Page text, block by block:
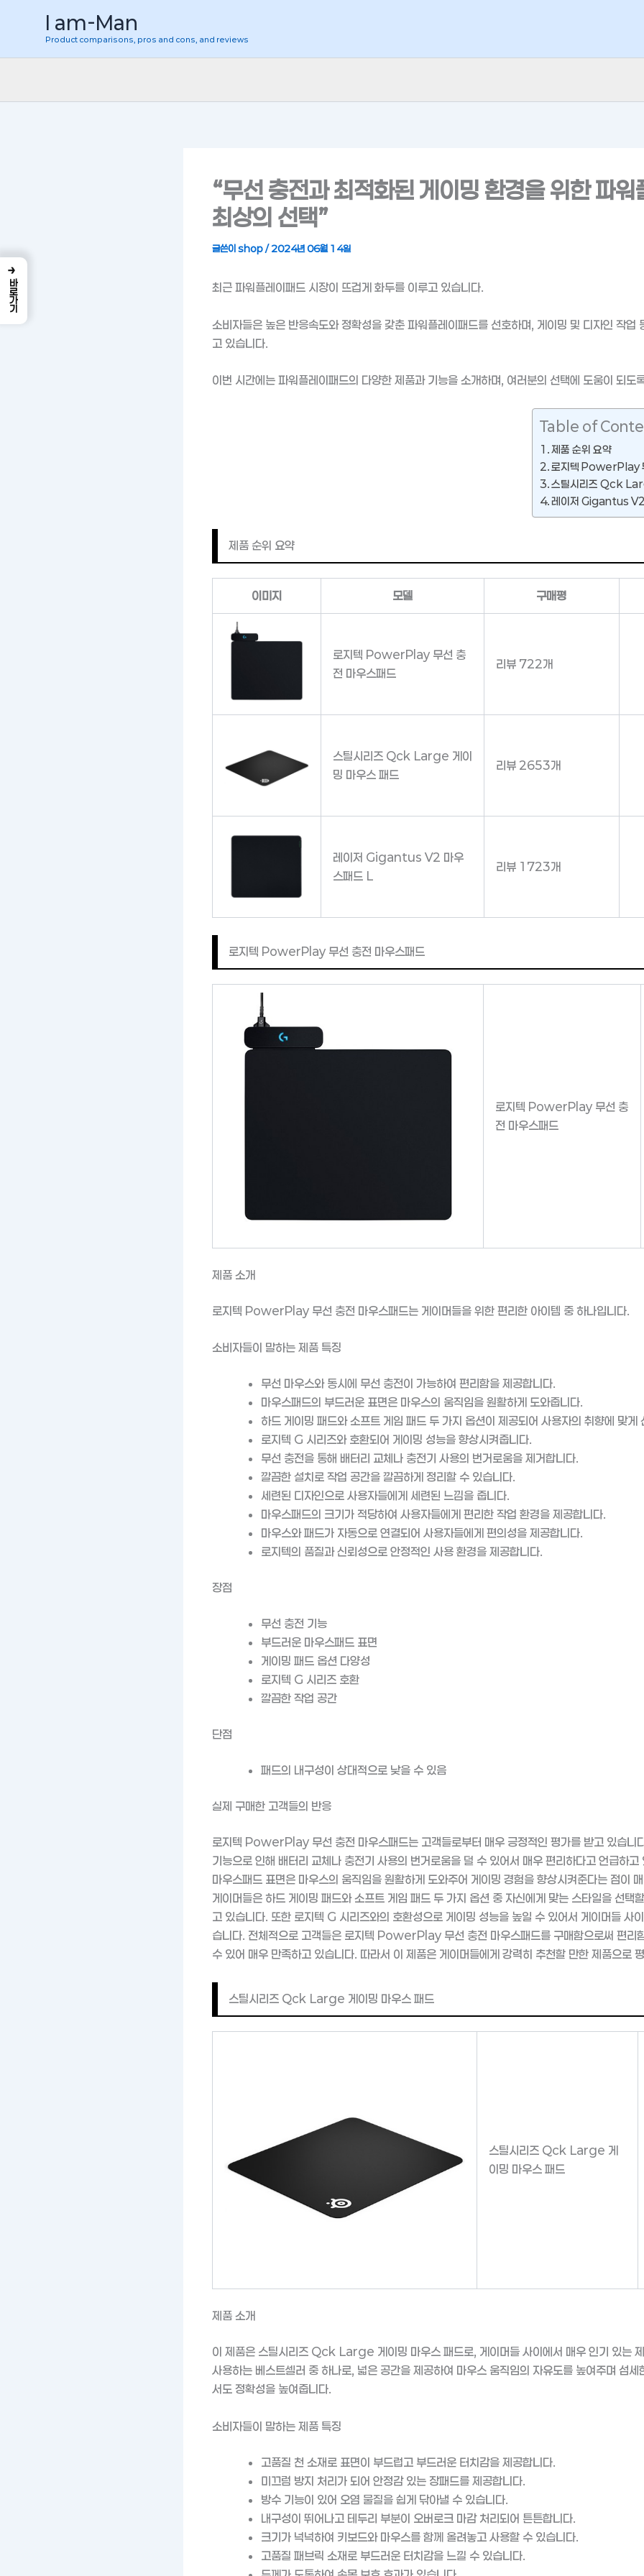
너
I am-Man
Product comparisons, pros and cons, and reviews
“무선 충전과 최적화된 게이밍 환경을 위한 파워
최상의 선택”
글쓴이 shop/2024년 06월 14일
최근 파워플레이패드 시장이 뜨겁게 화두를 이루고 있습니다.
소비자들은 높은 반응속도와 정확성을 갖춘 파워플레이패드를 선호하며, 게이밍 및 디자인 작업
고 있습니다.
이번 시간에는 파워플레이패드의 다양한 제품과 기능을 소개하며, 여러분의 선택에 도움이 되도
Table of
제품 순위 요약
로지텍 PowerPlay
스틸시리즈 Qck
레이저 Gigantus
제품 순위 요약
이미지 모델 구매평
로지텍 PowerPlay 무선 충
전 마우스패드
리뷰 722개
스틸시리즈 Qck Large 게이
밍 마우스 패드
리뷰 2653개
레이저 Gigantus V2 마우
스패드 L
리뷰 1723개
로지텍 PowerPlay 무선 충전 마우스패드
로지텍 PowerPlay 무선 충
전 마우스패드
제품 소개
로지텍 PowerPlay 무선 충전 마우스패드는 게이머들을 위한 편리한 아이템 중 하나입니다.
소비자들이 말하는 제품 특징
무선 마우스와 동시에 무선 충전이 가능하여 편리함을 제공합니다.
마우스패드의 부드러운 표면은 마우스의 움직임을 원활하게 도와줍니다.
하드 게이밍 패드와 소프트 게임 패드 두 가지 옵션이 제공되어 사용자의 취향에 맞게
로지텍 G 시리즈와 호환되어 게이밍 성능을 향상시켜줍니다.
무선 충전을 통해 배터리 교체나 충전기 사용의 번거로움을 제거합니다.
깔끔한 설치로 작업 공간을 깔끔하게 정리할 수 있습니다.
세련된 디자인으로 사용자들에게 세련된 느낌을 줍니다.
마우스패드의 크기가 적당하여 사용자들에게 편리한 작업 환경을 제공합니다.
마우스와 패드가 자동으로 연결되어 사용자들에게 편의성을 제공합니다.
로지텍의 품질과 신뢰성으로 안정적인 사용 환경을 제공합니다.
장점
무선 충전 기능
부드러운 마우스패드 표면
게이밍 패드 옵션 다양성
로지텍 G 시리즈 호환
깔끔한 작업 공간
단점
패드의 내구성이 상대적으로 낮을 수 있음
실제 구매한 고객들의 반응
로지텍 PowerPlay 무선 충전 마우스패드는 고객들로부터 매우 긍정적인 평가를 받고 있습니
기능으로 인해 배터리 교체나 충전기 사용의 번거로움을 덜 수 있어서 매우 편리하다고 언급하고
마우스패드 표면은 마우스의 움직임을 원활하게 도와주어 게이밍 경험을 향상시켜준다는 점이
게이머들은 하드 게이밍 패드와 소프트 게임 패드 두 가지 옵션 중 자신에게 맞는 스타일을 선택
고 있습니다. 또한 로지텍 G 시리즈와의 호환성으로 게이밍 성능을 높일 수 있어서 게이머들 사
습니다. 전체적으로 고객들은 로지텍 PowerPlay 무선 충전 마우스패드를 구매함으로써 편리
수 있어 매우 만족하고 있습니다. 따라서 이 제품은 게이머들에게 강력히 추천할 만한 제품으로
스틸시리즈 Qck Large 게이밍 마우스 패드
스틸시리즈 Qck Large 게
이밍 마우스 패드
제품 소개
이 제품은 스틸시리즈 Qck Large 게이밍 마우스 패드로, 게이머들 사이에서 매우 인기 있는
사용하는 베스트셀러 중 하나로, 넓은 공간을 제공하여 마우스 움직임의 자유도를 높여주며 섬세
서도 정확성을 높여줍니다.
소비자들이 말하는 제품 특징
고품질 천 소재로 표면이 부드럽고 부드러운 터치감을 제공합니다.
미끄럼 방지 처리가 되어 안정감 있는 장패드를 제공합니다.
방수 기능이 있어 오염 물질을 쉽게 닦아낼 수 있습니다.
내구성이 뛰어나고 테두리 부분이 오버로크 마감 처리되어 튼튼합니다.
크기가 넉넉하여 키보드와 마우스를 함께 올려놓고 사용할 수 있습니다.
고품질 패브릭 소재로 부드러운 터치감을 느낄 수 있습니다.
→
바로가기